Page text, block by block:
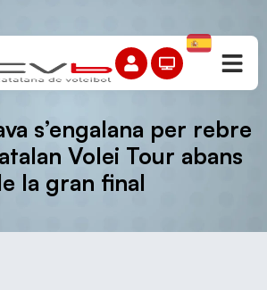
s’engalana per rebre
Volei Tour abans
la gran final